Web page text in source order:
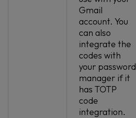
Gmail
account. You
can also
integrate the
codes with
your password
manager if it
has TOTP
code
integration.